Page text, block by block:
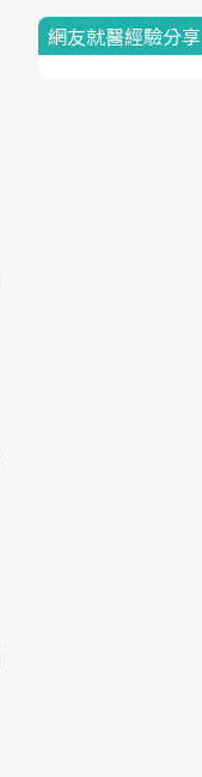
網友就醫經驗分享